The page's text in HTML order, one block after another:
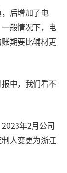
后增加了电
般情况下，电
期要比辅材更
中，我们看不
年2月公司
人变更为浙江